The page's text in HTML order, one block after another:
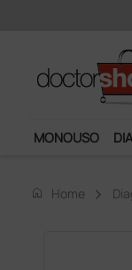
MONOUSO
home Home